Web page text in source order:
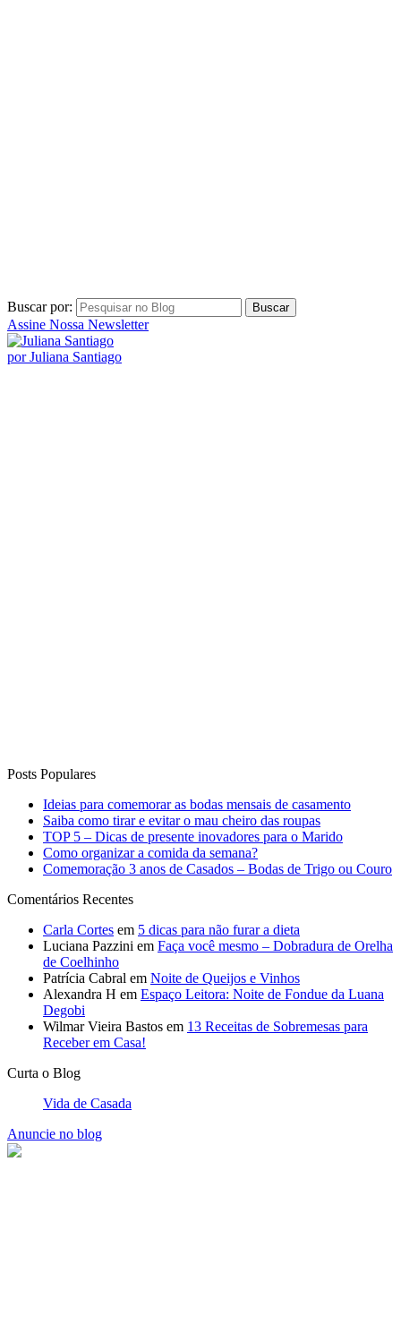
Buscar por:
Assine Nossa Newsletter
por Juliana Santiago
Posts Populares
Ideias para comemorar as bodas mensais de casamento
Saiba como tirar e evitar o mau cheiro das roupas
TOP 5 – Dicas de presente inovadores para o Marido
Como organizar a comida da semana?
Comemoração 3 anos de Casados – Bodas de Trigo ou Couro
Comentários Recentes
Carla Cortes em 5 dicas para não furar a dieta
Luciana Pazzini em Faça você mesmo – Dobradura de Orelha
de Coelhinho
Patrícia Cabral em Noite de Queijos e Vinhos
Alexandra H em Espaço Leitora: Noite de Fondue da Luana
Degobi
Wilmar Vieira Bastos em 13 Receitas de Sobremesas para
Receber em Casa!
Curta o Blog
Vida de Casada
Anuncie no blog